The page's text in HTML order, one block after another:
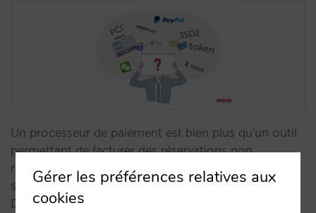
Un processeur de paiement est bien plus qu'un outil
permettant de facturer des réservations non
remboursables. Il existe de nombreuses alternatives
sur le marché et il n'est pas facile de faire un choix.
Dans cette liste, vous pouvez comparer les
Gérer les préférences relatives aux
cookies